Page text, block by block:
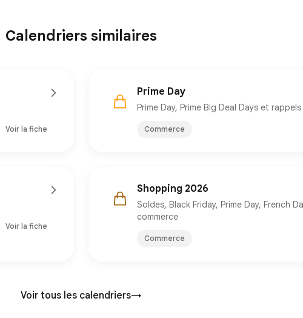
Calendriers similaires
Voir la fiche
Prime Day
Prime Day, Prime Big Deal Days et
Commerce
Voir la fiche
Shopping 2026
Soldes, Black Friday, Prime Day, French
commerce
Commerce
Voir tous les calendriers→